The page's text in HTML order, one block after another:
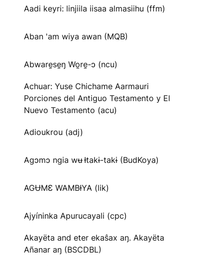
Aadi keyri: linjiila iisaa almasiihu (ffm)
Aban 'am wiya awan (MQB)
Abware̱se̱ŋ Wo̱re̱-ɔ (ncu)
Achuar: Yuse Chichame Aarmauri
Porciones del Antiguo Testamento y El
Nuevo Testamento (acu)
Adioukrou (adj)
Agɔmɔ ngia wʉ Ɨtakɨ-takɨ (BudKoya)
AGɄMƐ WAMBƗYA (lik)
Ajyíninka Apurucayali (cpc)
Akayëta and eter ekaŝax aŋ. Akayëta
Añanar aŋ (BSCDBL)